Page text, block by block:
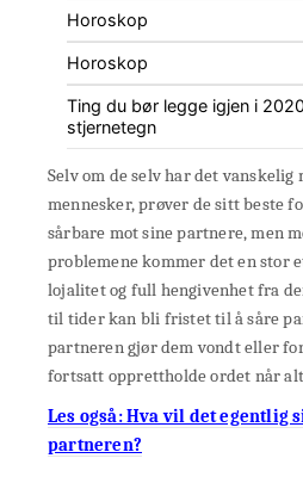
Horoskop
Horoskop
Ting du bør legge igjen i
stjernetegn
Selv om de selv har det vanskelig
mennesker, prøver de sitt beste
sårbare mot sine partnere, men
problemene kommer det en stor
lojalitet og full hengivenhet fra
til tider kan bli fristet til å såre
partneren gjør dem vondt eller
fortsatt opprettholde ordet når
Les også: Hva vil det egentlig
partneren?